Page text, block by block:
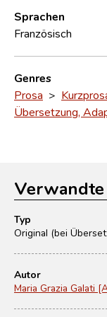
Sprachen
Französisch
Genres
Prosa >
Übersetzung,
Typ
Original (bei
Autor
Maria Grazia Galati